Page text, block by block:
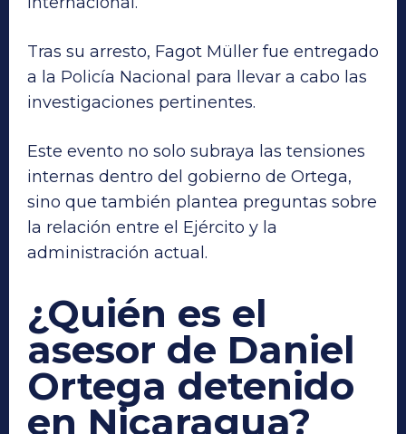
Tras su arresto, Fagot Müller fue entregado
a la Policía Nacional para llevar a cabo las
investigaciones pertinentes.
Este evento no solo subraya las tensiones
internas dentro del gobierno de Ortega,
sino que también plantea preguntas sobre
la relación entre el Ejército y la
administración actual.
¿Quién es el
asesor de Daniel
Ortega detenido
en Nicaragua?